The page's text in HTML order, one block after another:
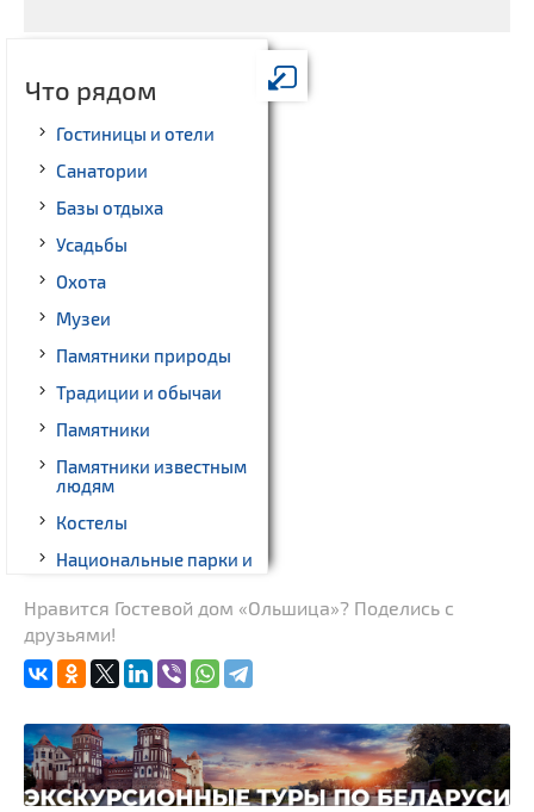
Что рядом
Гостиницы и отели
Санатории
Базы отдыха
Усадьбы
Охота
Музеи
Памятники природы
Традиции и обычаи
Памятники
Памятники известным
людям
Костелы
Национальные парки и
Начало и окончание
экскурсий: г. Минск
Нравится Гостевой дом «Ольшица»? Поделись с
друзьями!